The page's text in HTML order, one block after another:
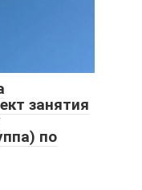
занятия
по